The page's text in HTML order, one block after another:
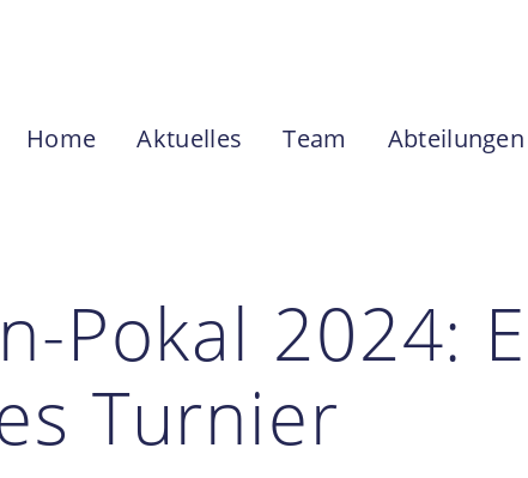
Home Aktuelles Team Abteilungen
Pokal 2024:
Turnier